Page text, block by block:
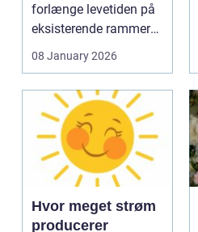
forlænge levetiden på
eksisterende rammer
08 January 2026
Hvor meget strøm
producerer